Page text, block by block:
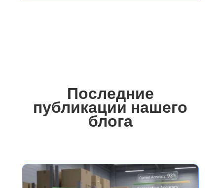
Последние
публикации нашего
блога